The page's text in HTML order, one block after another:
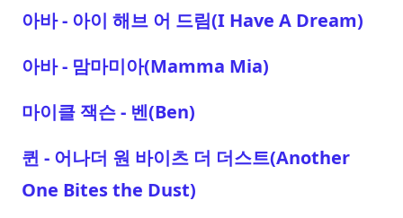
아바 - 아이 해브 어 드림(I Have A Dream)
아바 - 맘마미아(Mamma Mia)
마이클 잭슨 - 벤(Ben)
퀸 - 어나더 원 바이츠 더 더스트(Another
One Bites the Dust)